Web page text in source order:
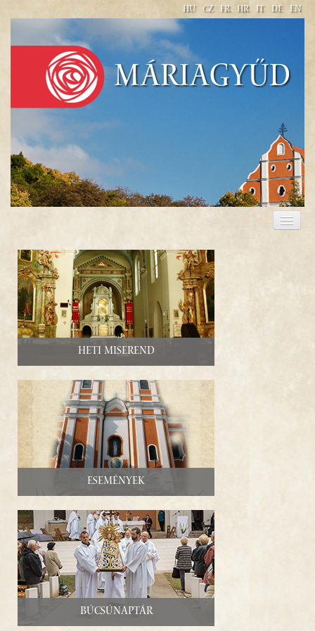
HU CZ FR HR IT DE EN
Máriagyűd
IMÁDSÁGOK, ÉNEKEK
PLÉBÁNIA
SZÁLLÁS
PROGRAM
Heti miserend
Események
Búcsúnaptár